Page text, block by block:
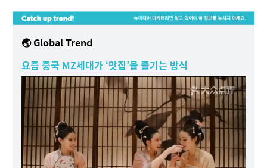
🌏 Global Trend
요즘 중국 MZ세대가 ‘맛집’을 즐기는 방식